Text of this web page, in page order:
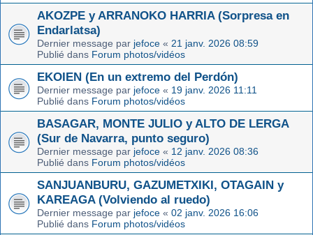
AKOZPE y ARRANOKO HARRIA (Sorpresa en
Endarlatsa)
Dernier message par jefoce « 21 janv. 2026 08:59
Publié dans Forum photos/vidéos
EKOIEN (En un extremo del Perdón)
Dernier message par jefoce « 19 janv. 2026 11:11
Publié dans Forum photos/vidéos
BASAGAR, MONTE JULIO y ALTO DE LERGA
(Sur de Navarra, punto seguro)
Dernier message par jefoce « 12 janv. 2026 08:36
Publié dans Forum photos/vidéos
SANJUANBURU, GAZUMETXIKI, OTAGAIN y
KAREAGA (Volviendo al ruedo)
Dernier message par jefoce « 02 janv. 2026 16:06
Publié dans Forum photos/vidéos